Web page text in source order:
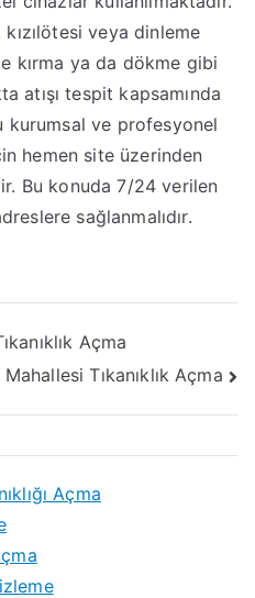
veya dinleme
kırma ya da dökme gibi
atışı tespit kapsamında
kurumsal ve profesyonel
hemen site üzerinden
Bu konuda 7/24 verilen
sağlanmalıdır.
Açma
Tıkanıklık Açma
Açma